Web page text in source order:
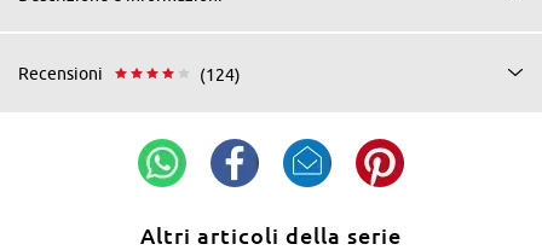
Recensioni (124)
Altri articoli della serie